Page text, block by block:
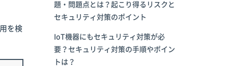
を検
題・問題点とは？起こり得るリスクと
セキュリティ対策のポイント
IoT機器にもセキュリティ対策が必
要？セキュリティ対策の手順やポイン
トは？